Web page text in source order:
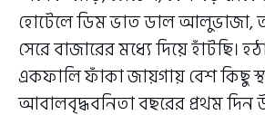
হোটেলে ডিম ভাত ডাল আলুভাজা,
সেরে বাজারের মধ্যে দিয়ে হাঁটছি।
একফালি ফাঁকা জায়গায় বেশ কিছু
আবালবৃদ্ধবনিতা বছরের প্রথম দিন